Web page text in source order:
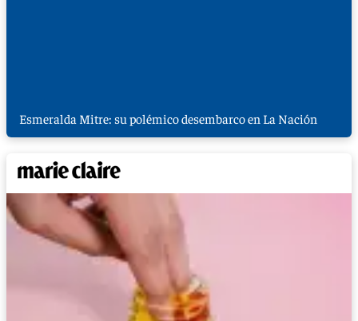
Esmeralda Mitre: su polémico desembarco en La Nación